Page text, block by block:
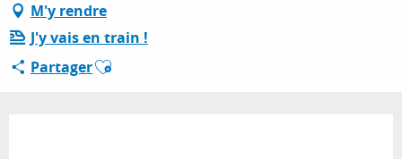
SÉJOURNER
M'y rendre
J'y vais en train !
PartagerAjouter aux favoris